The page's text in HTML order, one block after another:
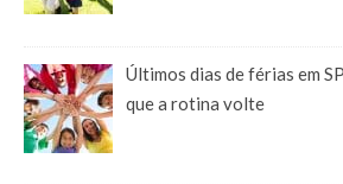
Últimos dias de férias em
que a rotina volte